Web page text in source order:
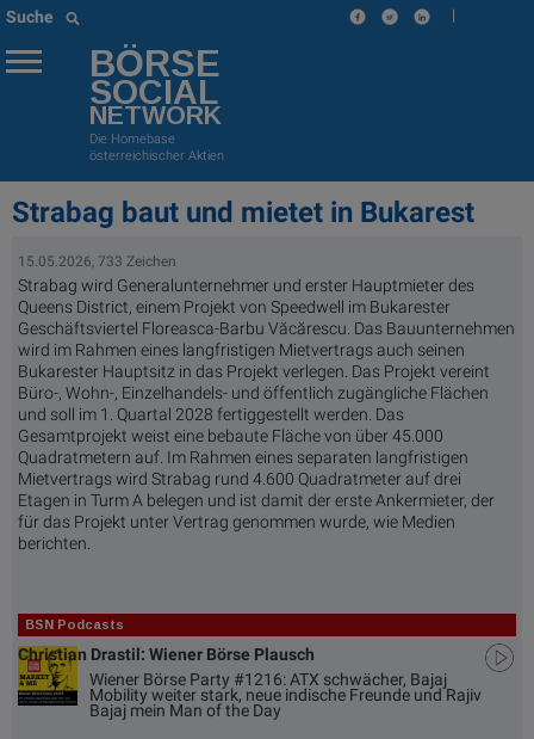
Suche |
BÖRSE
SOCIAL
NETWORK
Die Homebase
österreichischer Aktien
Strabag baut und mietet in Bukarest
15.05.2026, 733 Zeichen
Strabag wird Generalunternehmer und erster Hauptmieter des
Queens District, einem Projekt von Speedwell im Bukarester
Geschäftsviertel Floreasca-Barbu Văcărescu. Das Bauunternehmen
wird im Rahmen eines langfristigen Mietvertrags auch seinen
Bukarester Hauptsitz in das Projekt verlegen. Das Projekt vereint
Büro-, Wohn-, Einzelhandels- und öffentlich zugängliche Flächen
und soll im 1. Quartal 2028 fertiggestellt werden. Das
Gesamtprojekt weist eine bebaute Fläche von über 45.000
Quadratmetern auf. Im Rahmen eines separaten langfristigen
Mietvertrags wird Strabag rund 4.600 Quadratmeter auf drei
Etagen in Turm A belegen und ist damit der erste Ankermieter, der
für das Projekt unter Vertrag genommen wurde, wie Medien
berichten.
BSN Podcasts
Christian Drastil: Wiener Börse Plausch
Wiener Börse Party #1216: ATX schwächer, Bajaj
Mobility weiter stark, neue indische Freunde und Rajiv
Bajaj mein Man of the Day